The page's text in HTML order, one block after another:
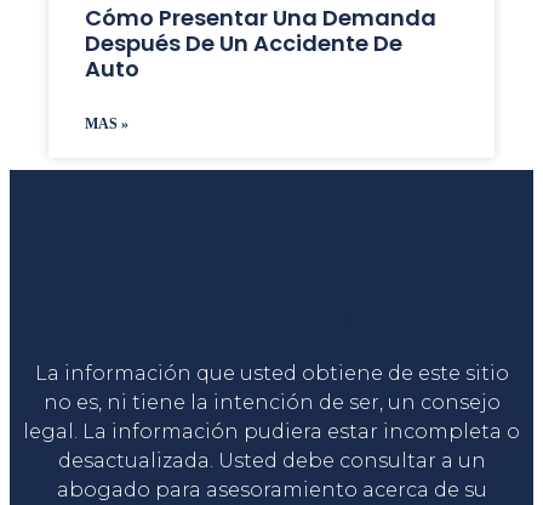
Cómo Presentar Una Demanda
Después De Un Accidente De
Auto
MAS »
La información que usted obtiene de este sitio
no es, ni tiene la intención de ser, un consejo
legal. La información pudiera estar incompleta o
desactualizada. Usted debe consultar a un
abogado para asesoramiento acerca de su